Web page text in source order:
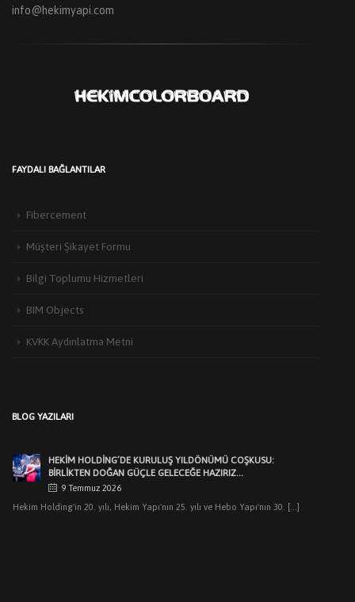
info@hekimyapi.com
FAYDALI BAĞLANTILAR
Fibercement
Müşteri Şikayet Formu
Bilgi Toplumu Hizmetleri
BIM Objects
KVKK Aydınlatma Metni
BLOG YAZILARI
HEKİM HOLDİNG’DE KURULUŞ YILDÖNÜMÜ COŞKUSU:
BİRLİKTEN DOĞAN GÜÇLE GELECEĞE HAZIRIZ…
9 Temmuz 2026
Hekim Holding'in 20. yılı, Hekim Yapı'nın 25. yılı ve Hebo Yapı'nın 30. [...]